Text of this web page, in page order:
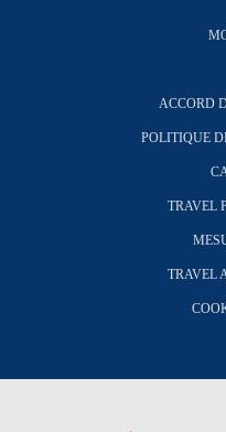
ACCORD
POLITIQUE
TRAVEL
TRAVEL